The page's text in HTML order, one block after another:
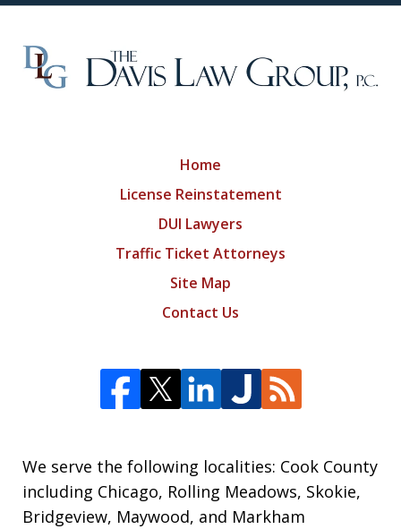
We serve the following localities: Cook County
including Chicago, Rolling Meadows, Skokie,
Bridgeview, Maywood, and Markham
Home
License Reinstatement
DUI Lawyers
Traffic Ticket Attorneys
Site Map
Contact Us